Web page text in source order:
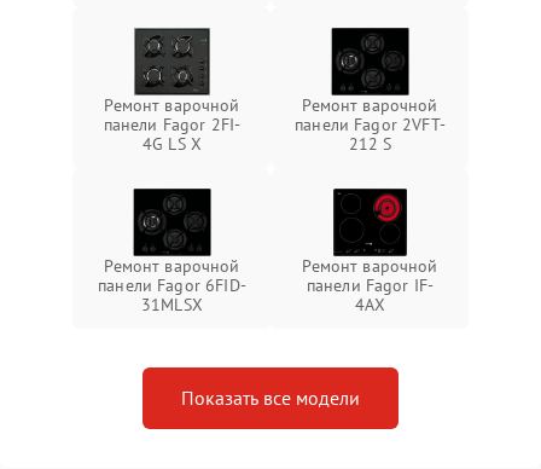
Ремонт варочной
панели Fagor 2FI-
4G LS X
Ремонт варочной
панели Fagor 2VFT-
212 S
Ремонт варочной
панели Fagor 6FID-
31MLSX
Ремонт варочной
панели Fagor IF-
4AX
Показать все модели